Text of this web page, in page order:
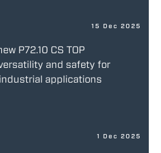
15 Dec 2025
P72.10 CS TOP
and safety for
applications
1 Dec 2025